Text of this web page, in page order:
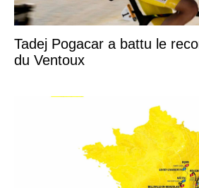
Tadej Pogacar a battu le
du Ventoux